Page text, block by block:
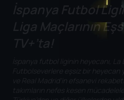
İspanya Futbol
Liga Maçlarının